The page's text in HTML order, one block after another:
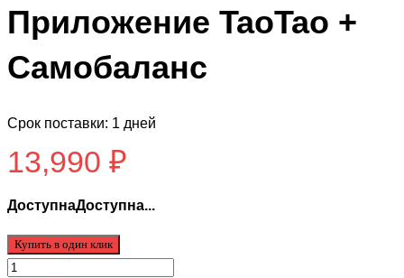
Приложение TaoTao +
Самобаланс
Срок поставки: 1 дней
13,990 ₽
ДоступнаДоступна...
Купить в один клик
Количество